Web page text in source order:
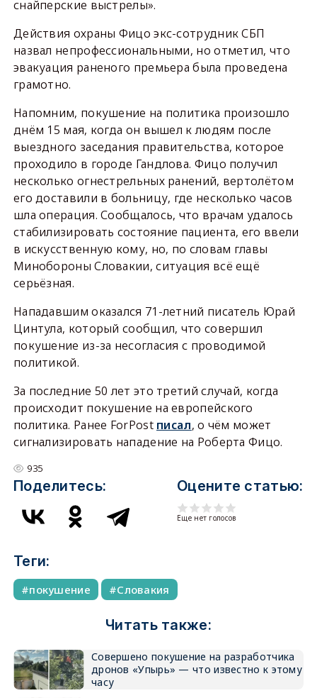
снайперские выстрелы».
Действия охраны Фицо экс-сотрудник СБП
назвал непрофессиональными, но отметил, что
эвакуация раненого премьера была проведена
грамотно.
Напомним, покушение на политика произошло
днём 15 мая, когда он вышел к людям после
выездного заседания правительства, которое
проходило в городе Гандлова. Фицо получил
несколько огнестрельных ранений, вертолётом
его доставили в больницу, где несколько часов
шла операция. Сообщалось, что врачам удалось
стабилизировать состояние пациента, его ввели
в искусственную кому, но, по словам главы
Минобороны Словакии, ситуация всё ещё
серьёзная.
Нападавшим оказался 71-летний писатель Юрай
Цинтула, который сообщил, что совершил
покушение из-за несогласия с проводимой
политикой.
За последние 50 лет это третий случай, когда
происходит покушение на европейского
политика. Ранее ForPost писал, о чём может
сигнализировать нападение на Роберта Фицо.
935
Поделитесь: Оцените статью:
Еще нет голосов
Теги:
покушение Словакия
Читать также:
Совершено покушение на разработчика
дронов «Упырь» — что известно к этому
часу